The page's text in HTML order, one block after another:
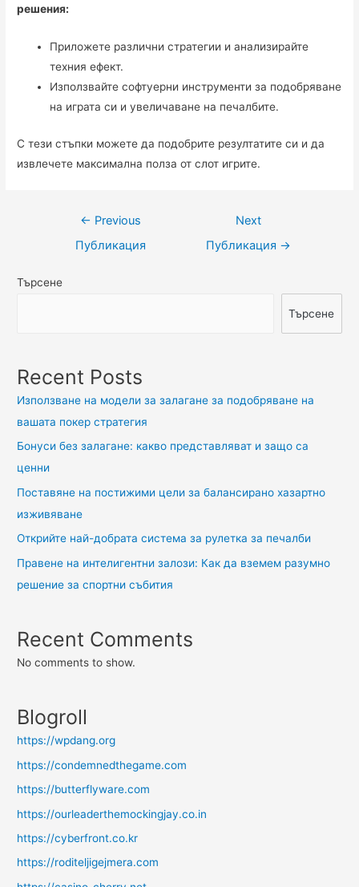
решения:
Приложете различни стратегии и анализирайте
техния ефект.
Използвайте софтуерни инструменти за подобряване
на играта си и увеличаване на печалбите.
С тези стъпки можете да подобрите резултатите си и да
извлечете максимална полза от слот игрите.
Навигация
← Previous
Публикация
Next
Публикация →
Търсене
Търсене
Recent Posts
Използване на модели за залагане за подобряване на
вашата покер стратегия
Бонуси без залагане: какво представляват и защо са
ценни
Поставяне на постижими цели за балансирано хазартно
изживяване
Открийте най-добрата система за рулетка за печалби
Правене на интелигентни залози: Как да вземем разумно
решение за спортни събития
Recent Comments
No comments to show.
Blogroll
https://wpdang.org
https://condemnedthegame.com
https://butterflyware.com
https://ourleaderthemockingjay.co.in
https://cyberfront.co.kr
https://roditeljigejmera.com